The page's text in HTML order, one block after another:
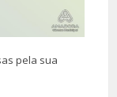
pela sua